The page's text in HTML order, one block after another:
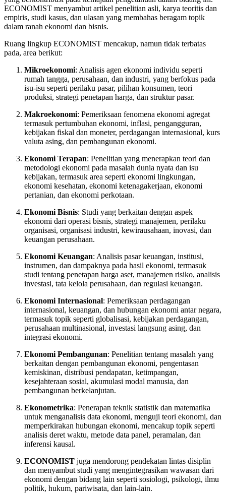
ECONOMIST menyambut artikel penelitian asli, karya teoritis dan
empiris, studi kasus, dan ulasan yang membahas beragam topik
dalam ranah ekonomi dan bisnis.
Ruang lingkup ECONOMIST mencakup, namun tidak terbatas
pada, area berikut:
Mikroekonomi: Analisis agen ekonomi individu seperti
rumah tangga, perusahaan, dan industri, yang berfokus pada
isu-isu seperti perilaku pasar, pilihan konsumen, teori
produksi, strategi penetapan harga, dan struktur pasar.
Makroekonomi: Pemeriksaan fenomena ekonomi agregat
termasuk pertumbuhan ekonomi, inflasi, pengangguran,
kebijakan fiskal dan moneter, perdagangan internasional, kurs
valuta asing, dan pembangunan ekonomi.
Ekonomi Terapan: Penelitian yang menerapkan teori dan
metodologi ekonomi pada masalah dunia nyata dan isu
kebijakan, termasuk area seperti ekonomi lingkungan,
ekonomi kesehatan, ekonomi ketenagakerjaan, ekonomi
pertanian, dan ekonomi perkotaan.
Ekonomi Bisnis: Studi yang berkaitan dengan aspek
ekonomi dari operasi bisnis, strategi manajemen, perilaku
organisasi, organisasi industri, kewirausahaan, inovasi, dan
keuangan perusahaan.
Ekonomi Keuangan: Analisis pasar keuangan, institusi,
instrumen, dan dampaknya pada hasil ekonomi, termasuk
studi tentang penetapan harga aset, manajemen risiko, analisis
investasi, tata kelola perusahaan, dan regulasi keuangan.
Ekonomi Internasional: Pemeriksaan perdagangan
internasional, keuangan, dan hubungan ekonomi antar negara,
termasuk topik seperti globalisasi, kebijakan perdagangan,
perusahaan multinasional, investasi langsung asing, dan
integrasi ekonomi.
Ekonomi Pembangunan: Penelitian tentang masalah yang
berkaitan dengan pembangunan ekonomi, pengentasan
kemiskinan, distribusi pendapatan, ketimpangan,
kesejahteraan sosial, akumulasi modal manusia, dan
pembangunan berkelanjutan.
Ekonometrika: Penerapan teknik statistik dan matematika
untuk menganalisis data ekonomi, menguji teori ekonomi, dan
memperkirakan hubungan ekonomi, mencakup topik seperti
analisis deret waktu, metode data panel, peramalan, dan
inferensi kausal.
ECONOMIST juga mendorong pendekatan lintas disiplin
dan menyambut studi yang mengintegrasikan wawasan dari
ekonomi dengan bidang lain seperti sosiologi, psikologi, ilmu
politik, hukum, pariwisata, dan lain-lain.